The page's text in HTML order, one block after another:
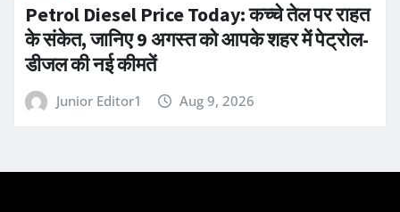
Petrol Diesel Price Today: कच्चे तेल पर राहत
के संकेत, जानिए 9 अगस्त को आपके शहर में पेट्रोल-
डीजल की नई कीमतें
Junior Editor1 Aug 9, 2026